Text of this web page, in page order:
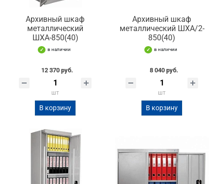
Архивный шкаф
металлический
ШХА-850(40)
в наличии
12 370 руб.
шт
В корзину
Архивный шкаф
металлический ШХА/2-
850(40)
в наличии
8 040 руб.
шт
В корзину